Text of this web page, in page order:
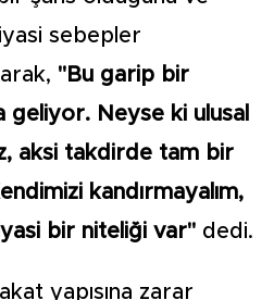
sebepler
"Bu garip bir
geliyor. Neyse ki ulusal
aksi takdirde tam bir
kandırmayalım,
bir niteliği var" dedi.
yapısına zarar